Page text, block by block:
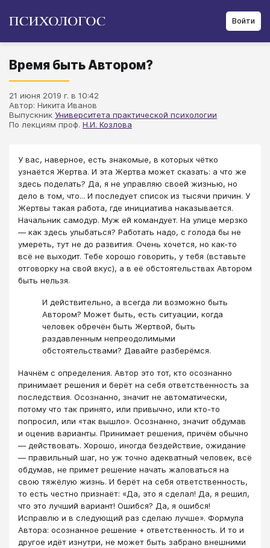
Войти
Время быть Автором?
21 июня 2019 г. в 10:42
Автор: Никита Иванов
Выпускник Университета практической психологии
По лекциям проф. Н.И. Козлова
У вас, наверное, есть знакомые, в которых чётко
узнаётся Жертва. И эта Жертва может сказать: а что же
здесь поделать? Да, я не управляю своей жизнью, но
дело в том, что... И последует список из тысячи причин. У
Жертвы такая работа, где инициатива наказывается.
Начальник самодур. Муж ей командует. На улице мерзко
— как здесь улыбаться? Работать надо, с голода бы не
умереть, тут не до развития. Очень хочется, но как-то
всё не выходит. Тебе хорошо говорить, у тебя (вставьте
отговорку на свой вкус), а в её обстоятельствах Автором
быть нельзя.
И действительно, а всегда ли возможно быть
Автором? Может быть, есть ситуации, когда
человек обречён быть Жертвой, быть
раздавленным непреодолимыми
обстоятельствами? Давайте разберёмся.
Начнём с определения. Автор это тот, кто осознанно
принимает решения и берёт на себя ответственность за
последствия. Осознанно, значит не автоматически,
потому что так принято, или привычно, или кто-то
попросил, или «так вышло». Осознанно, значит обдумав
и оценив варианты. Принимает решения, причём обычно
— действовать. Хорошо, иногда бездействие, ожидание
— правильный шаг, но уж точно адекватный человек, всё
обдумав, не примет решение начать жаловаться на
свою тяжёлую жизнь. И берёт на себя ответственность,
то есть честно признаёт: «Да, это я сделал! Да, я решил,
что это лучший вариант! Ошибся? Да, я ошибся!
Исправлю и в следующий раз сделаю лучше». Формула
Автора: осознанное решение + ответственность. И то и
другое идёт изнутри, не может быть забрано внешними